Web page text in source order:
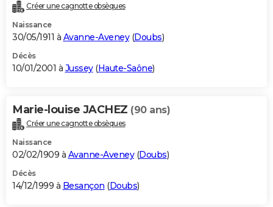
Créer une cagnotte obsèques
Naissance
30/05/1911 à Avanne-Aveney(Doubs)
Décès
10/01/2001 à Jussey(Haute-Saône)
Marie-louise JACHEZ (90 ans)
Créer une cagnotte obsèques
Naissance
02/02/1909 à Avanne-Aveney(Doubs)
Décès
14/12/1999 à Besançon (Doubs)